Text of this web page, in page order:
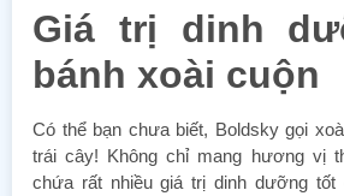
Giá trị dinh
bánh xoài cuộn
Có thể bạn chưa biết, Boldsky gọi
trái cây! Không chỉ mang hương vị
chứa rất nhiều giá trị dinh dưỡng